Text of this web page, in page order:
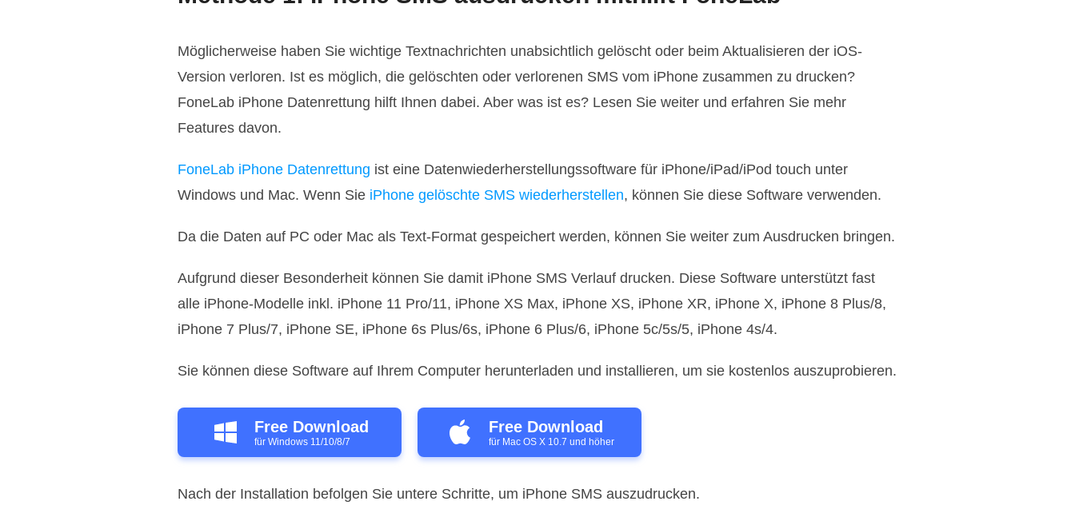
Möglicherweise haben Sie wichtige Textnachrichten unabsichtlich gelöscht oder beim Aktualisieren der iOS-
Version verloren. Ist es möglich, die gelöschten oder verlorenen SMS vom iPhone zusammen zu drucken?
FoneLab iPhone Datenrettung hilft Ihnen dabei. Aber was ist es? Lesen Sie weiter und erfahren Sie mehr
Features davon.
FoneLab iPhone Datenrettung ist eine Datenwiederherstellungssoftware für iPhone/iPad/iPod touch unter
Windows und Mac. Wenn Sie iPhone gelöschte SMS wiederherstellen, können Sie diese Software verwenden.
Da die Daten auf PC oder Mac als Text-Format gespeichert werden, können Sie weiter zum Ausdrucken bringen.
Aufgrund dieser Besonderheit können Sie damit iPhone SMS Verlauf drucken. Diese Software unterstützt fast
alle iPhone-Modelle inkl. iPhone 11 Pro/11, iPhone XS Max, iPhone XS, iPhone XR, iPhone X, iPhone 8 Plus/8,
iPhone 7 Plus/7, iPhone SE, iPhone 6s Plus/6s, iPhone 6 Plus/6, iPhone 5c/5s/5, iPhone 4s/4.
Sie können diese Software auf Ihrem Computer herunterladen und installieren, um sie kostenlos auszuprobieren.
Free Download
für Windows 11/10/8/7
Free Download
für Mac OS X 10.7 und höher
Nach der Installation befolgen Sie untere Schritte, um iPhone SMS auszudrucken.